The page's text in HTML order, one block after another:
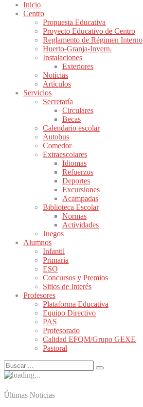
Inicio
Centro
Propuesta Educativa
Proyecto Educativo de Centro
Reglamento de Régimen Interno
Huerto-Granja-Invern.
Instalaciones
Exteriores
Notícias
Artículos
Servicios
Secretaría
Circulares
Becas
Calendario escolar
Autobus
Comedor
Extraescolares
Idiomas
Refuerzos
Deportes
Excursiones
Acampadas
Biblioteca Escolar
Normas
Actividades
Juegos
Alumnos
Infantil
Primaria
ESO
Concursos y Premios
Sitios de Interés
Profesores
Plataforma Educativa
Equipo Directivo
PAS
Profesorado
Calidad EFQM/Grupo GEXE
Pastoral
Últimas Noticias